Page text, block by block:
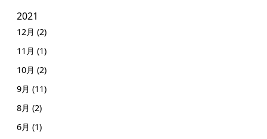
2021
12月 (2)
11月 (1)
10月 (2)
9月 (11)
8月 (2)
6月 (1)